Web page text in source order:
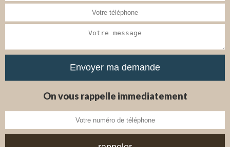
On vous rappelle immediatement